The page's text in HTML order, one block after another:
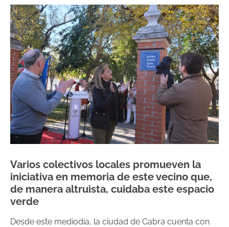
Varios colectivos locales promueven la
iniciativa en memoria de este vecino que,
de manera altruista, cuidaba este espacio
verde
Desde este mediodía, la ciudad de Cabra cuenta con